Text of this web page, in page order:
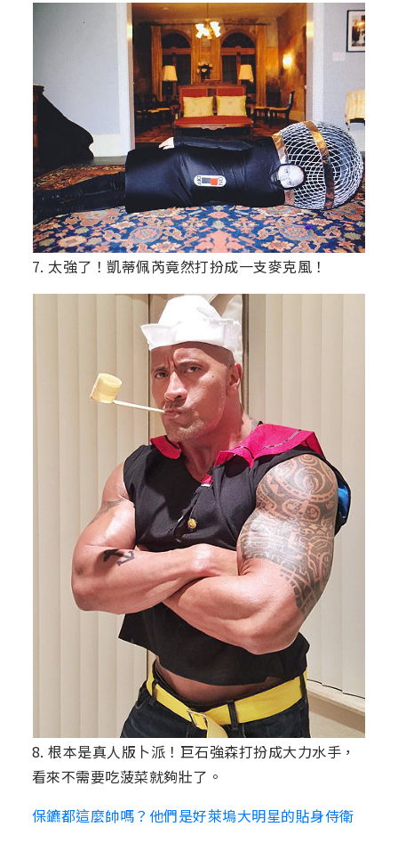
7. 太強了！凱蒂佩芮竟然打扮成一支麥克風！
8. 根本是真人版卜派！巨石強森打扮成大力水手，
看來不需要吃菠菜就夠壯了。
保鑣都這麼帥嗎？他們是好萊塢大明星的貼身侍衛